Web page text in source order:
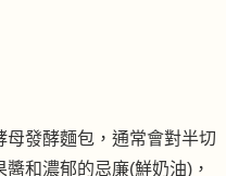
發酵麵包，通常會對半切
和濃郁的忌廉(鮮奶油)，